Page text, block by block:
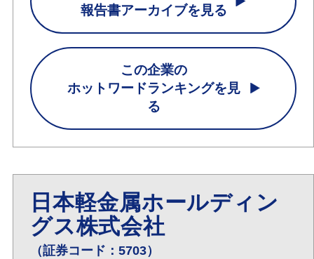
報告書アーカイブを見る
この企業の
ホットワードランキングを見
る
日本軽金属ホールディン
グス株式会社
（証券コード：5703）